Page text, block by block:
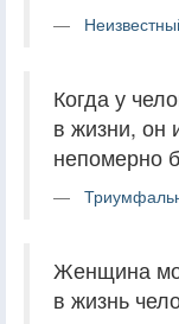
Когда у
в жизни, он
непомерно
Женщина
в жизнь